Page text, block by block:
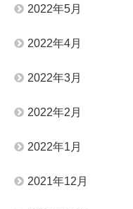
2022年5月
2022年4月
2022年3月
2022年2月
2022年1月
2021年12月